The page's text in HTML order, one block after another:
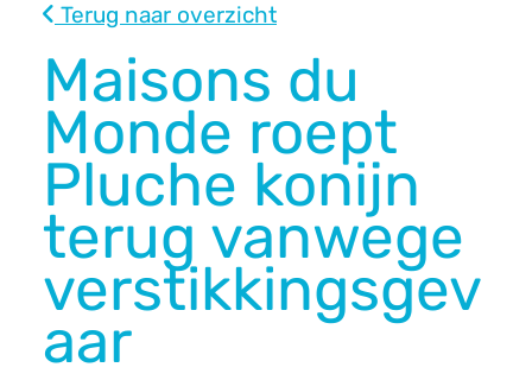
f
d
m
e
n
u
Terug naar overzicht
Maisons du
Monde roept
Pluche konijn
terug vanwege
verstikkingsgev
aar